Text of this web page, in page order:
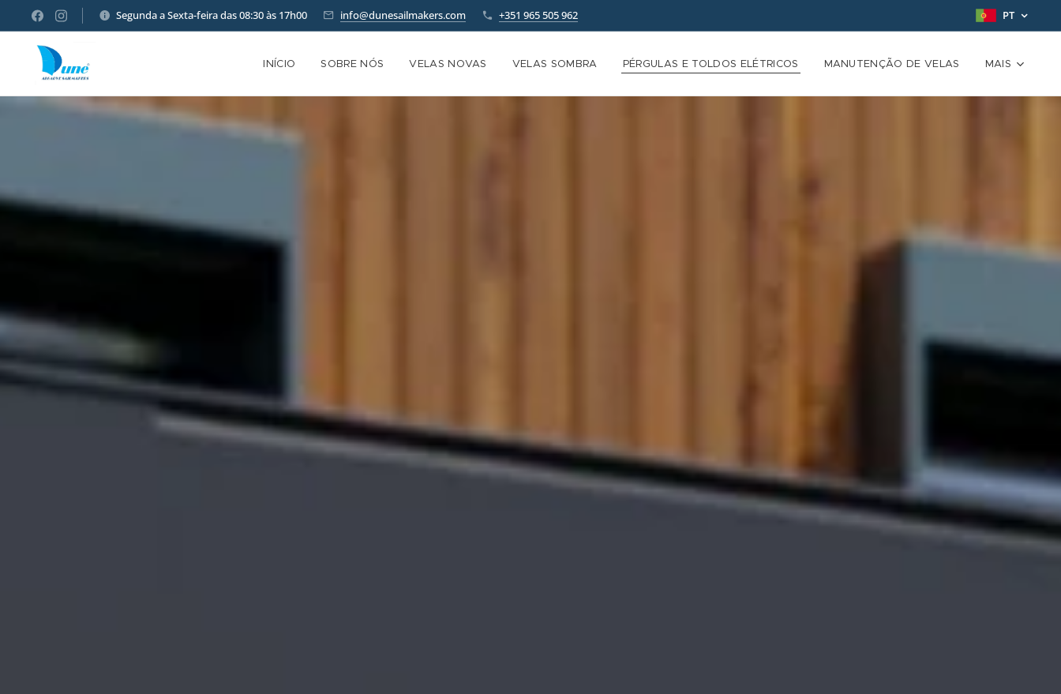
Segunda a Sexta-feira das 08:30 às 17h00 info@dunesailmakers.com +351 965 505 962 PT
INÍCIO SOBRE NÓS VELAS NOVAS VELAS SOMBRA PÉRGULAS E TOLDOS ELÉTRICOS MANUTENÇÃO DE VELAS MAIS